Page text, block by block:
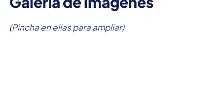
(Pincha en ellas para ampliar)